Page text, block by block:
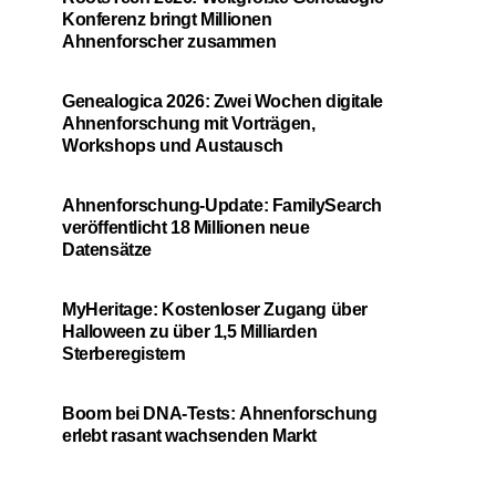
Konferenz bringt Millionen
Ahnenforscher zusammen
Genealogica 2026: Zwei Wochen digitale
Ahnenforschung mit Vorträgen,
Workshops und Austausch
Ahnenforschung-Update: FamilySearch
veröffentlicht 18 Millionen neue
Datensätze
MyHeritage: Kostenloser Zugang über
Halloween zu über 1,5 Milliarden
Sterberegistern
Boom bei DNA-Tests: Ahnenforschung
erlebt rasant wachsenden Markt